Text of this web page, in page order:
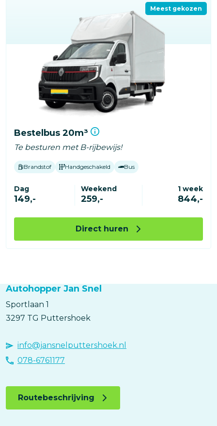
Meest gekozen
Bestelbus 20m³
Te besturen met B-rijbewijs!
Brandstof Handgeschakeld Bus
Dag
149,-
Weekend
259,-
1 week
844,-
Direct huren
Autohopper Jan Snel
Sportlaan 1
3297 TG Puttershoek
info@jansnelputtershoek.nl
078-6761177
Routebeschrijving